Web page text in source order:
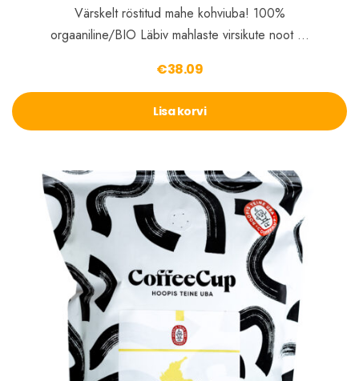
Värskelt röstitud mahe kohviuba! 100%
orgaaniline/BIO Läbiv mahlaste virsikute noot …
€38.09
Lisa korvi